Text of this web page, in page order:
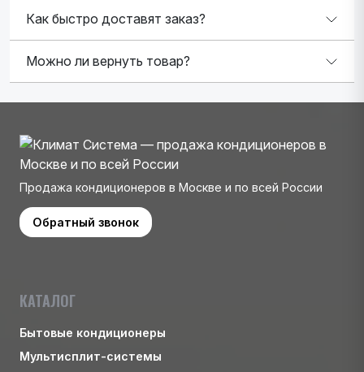
Как быстро доставят заказ?
Можно ли вернуть товар?
Продажа кондиционеров в Москве и по всей России
Обратный звонок
КАТАЛОГ
Бытовые кондиционеры
Мультисплит-системы